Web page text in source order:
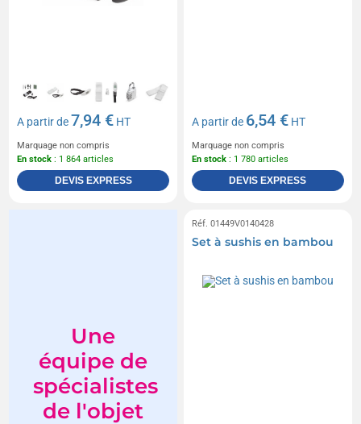
A partir de 7,94 € HT
Marquage non compris
En stock : 1 864 articles
DEVIS EXPRESS
A partir de 6,54 € HT
Marquage non compris
En stock : 1 780 articles
DEVIS EXPRESS
Une
équipe de
spécialistes
de l'objet
Réf. 01449V0140428
Set à sushis en bambou